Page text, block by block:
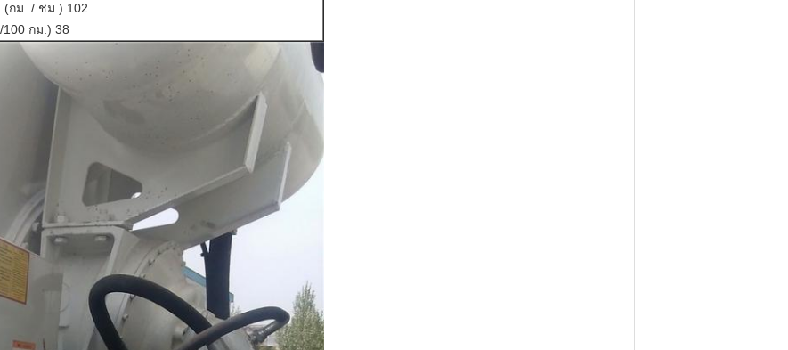
(กม. / ชม.) 102
กม.) 38